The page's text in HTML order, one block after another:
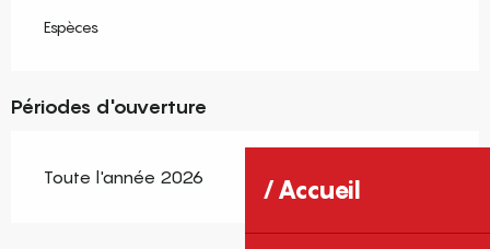
Accueil
Espèces
Périodes d'ouverture
Toute l'année 2026